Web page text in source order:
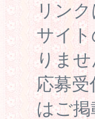
リンク
サイ
りま
応募受
はご掲